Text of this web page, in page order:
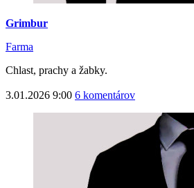
Grimbur
Farma
Chlast, prachy a žabky.
3.01.2026 9:00 6 komentárov